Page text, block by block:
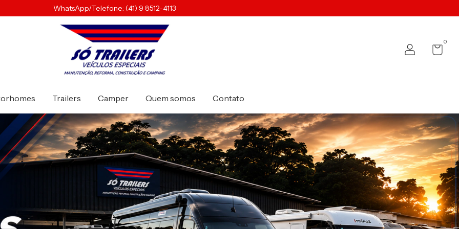
WhatsApp/Telefone: (41) 9 8512-4113
0
Trailers Camper Quem somos Contato